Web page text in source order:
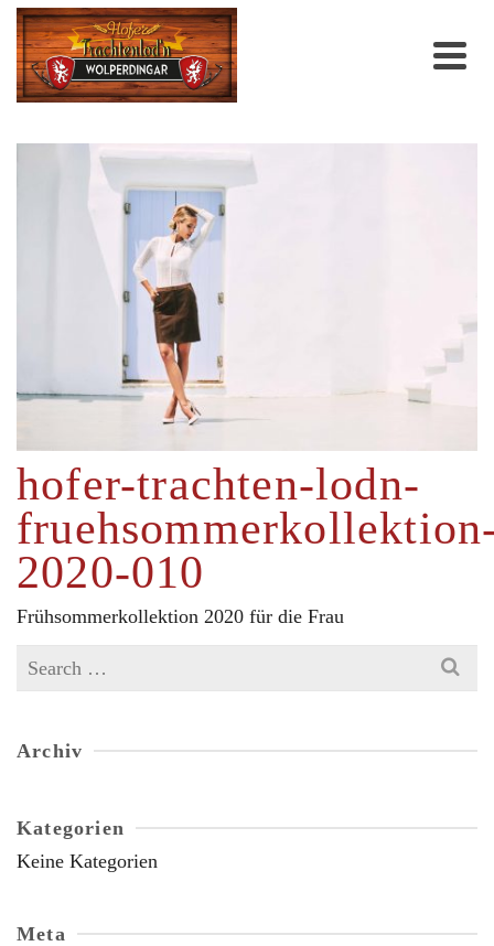
hofer-trachten-lodn-
2020-010
Frühsommerkollektion 2020 für die Frau
for:
Archiv
Kategorien
Keine Kategorien
Meta